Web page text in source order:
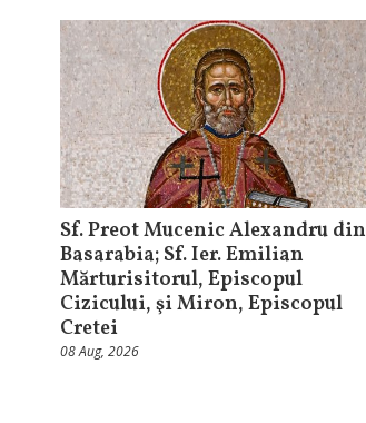
Sf. Preot Mucenic Alexandru din
Basarabia; Sf. Ier. Emilian
Mărturisitorul, Episcopul
Cizicului, şi Miron, Episcopul
Cretei
08 Aug, 2026